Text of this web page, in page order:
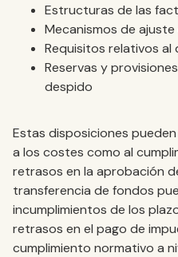
Estructuras de las
Mecanismos de
Requisitos relativos
Reservas y
despido
Estas disposiciones
a los costes como al
retrasos en la aprobación
transferencia de fondos
incumplimientos de los
retrasos en el pago de
cumplimiento normativo a